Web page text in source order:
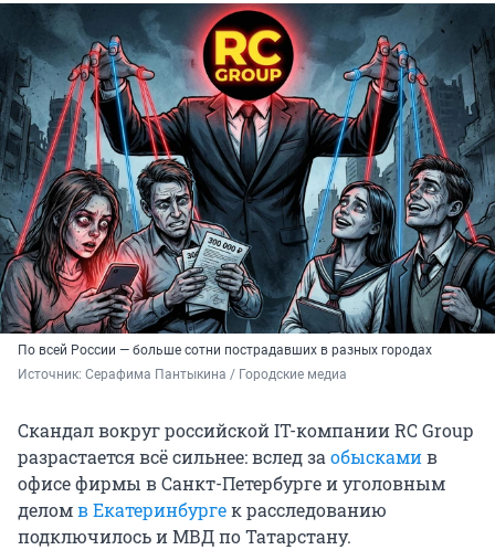
По всей России — больше сотни пострадавших в разных городах
Источник: Серафима Пантыкина / Городские медиа
Скандал вокруг российской IT-компании RC Group
разрастается всё сильнее: вслед заобыскамив
офисе фирмы в Санкт-Петербурге и уголовным
деломв Екатеринбургек расследованию
подключилось и МВД по Татарстану.